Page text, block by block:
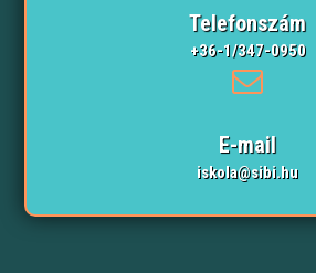
Telefonszám
+36-1/347-0950
E-mail
iskola@sibi.hu